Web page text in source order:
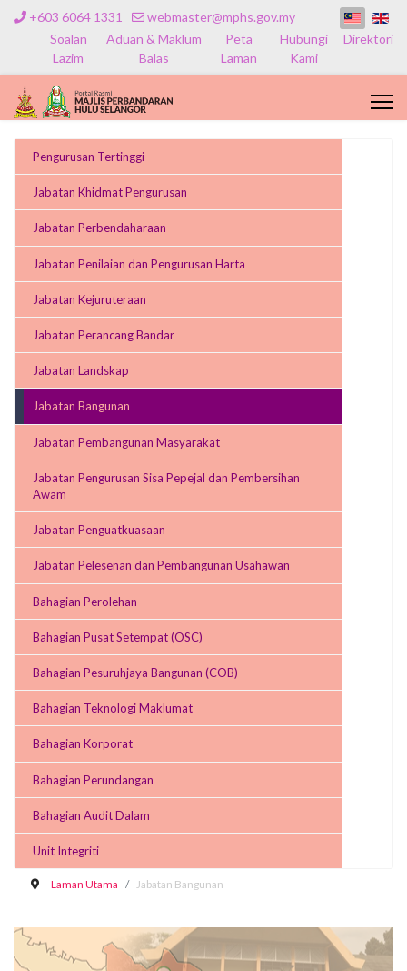
+603 6064 1331
webmaster@mphs.gov.my
Soalan
Lazim
Aduan & Maklum
Balas
Peta
Laman
Hubungi
Kami
Direktori
Pengurusan Tertinggi
Jabatan Khidmat Pengurusan
Jabatan Perbendaharaan
Jabatan Penilaian dan Pengurusan Harta
Jabatan Kejuruteraan
Jabatan Perancang Bandar
Jabatan Landskap
Jabatan Bangunan
Jabatan Pembangunan Masyarakat
Jabatan Pengurusan Sisa Pepejal dan Pembersihan
Awam
Jabatan Penguatkuasaan
Jabatan Pelesenan dan Pembangunan Usahawan
Bahagian Perolehan
Bahagian Pusat Setempat (OSC)
Bahagian Pesuruhjaya Bangunan (COB)
Bahagian Teknologi Maklumat
Bahagian Korporat
Bahagian Perundangan
Bahagian Audit Dalam
Unit Integriti
Laman Utama Jabatan Bangunan